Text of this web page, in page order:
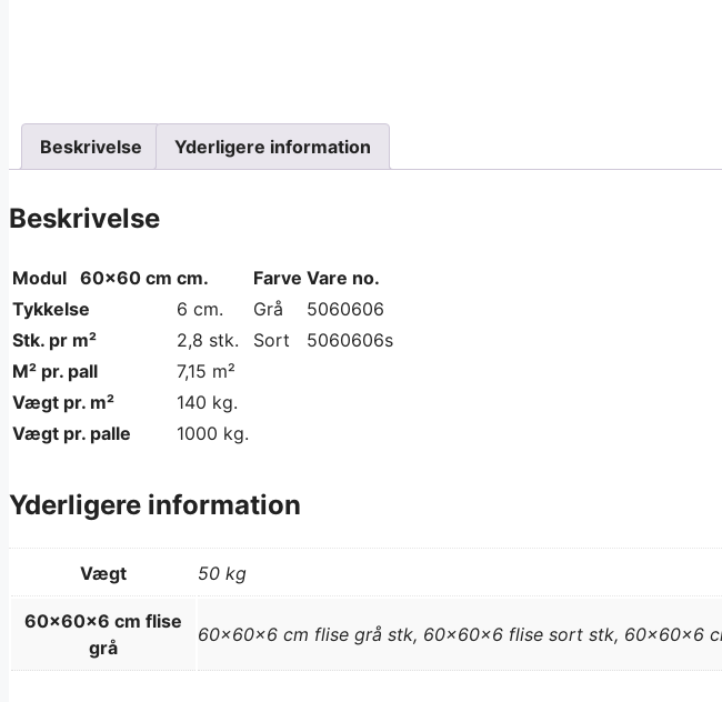
Beskrivelse Yderligere information
Beskrivelse
Modul 60×60 cm cm. Farve Vare no.
Tykkelse
6 cm. Grå
5060606
Stk. pr m²
2,8 stk. Sort
5060606s
M² pr. pall
7,15 m²
Vægt pr. m²
140 kg.
Vægt pr. palle
1000 kg.
Yderligere information
Vægt 50 kg
60x60x6 cm flise
grå
60x60x6 cm flise grå stk, 60x60x6 flise sort stk, 60x60x6